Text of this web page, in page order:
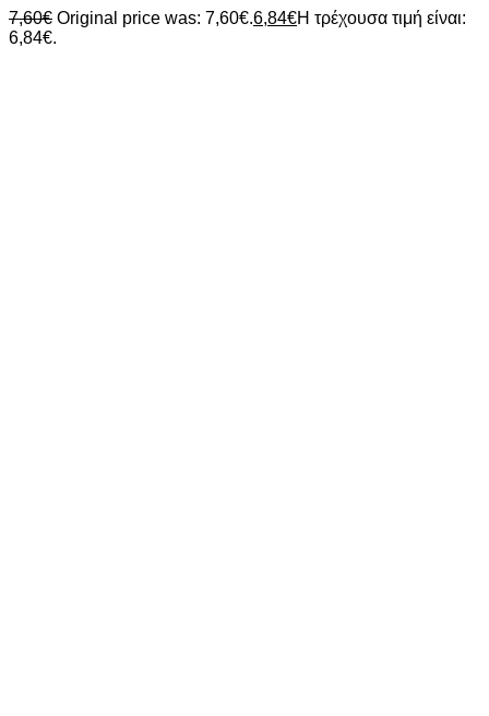
7,60€ Original price was: 7,60€.6,84€Η τρέχουσα τιμή είναι:
6,84€.